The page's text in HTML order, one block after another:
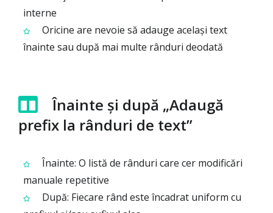
interne
Oricine are nevoie să adauge același text
înainte sau după mai multe rânduri deodată
Înainte și după „Adaugă
prefix la rânduri de text”
Înainte: O listă de rânduri care cer modificări
manuale repetitive
După: Fiecare rând este încadrat uniform cu